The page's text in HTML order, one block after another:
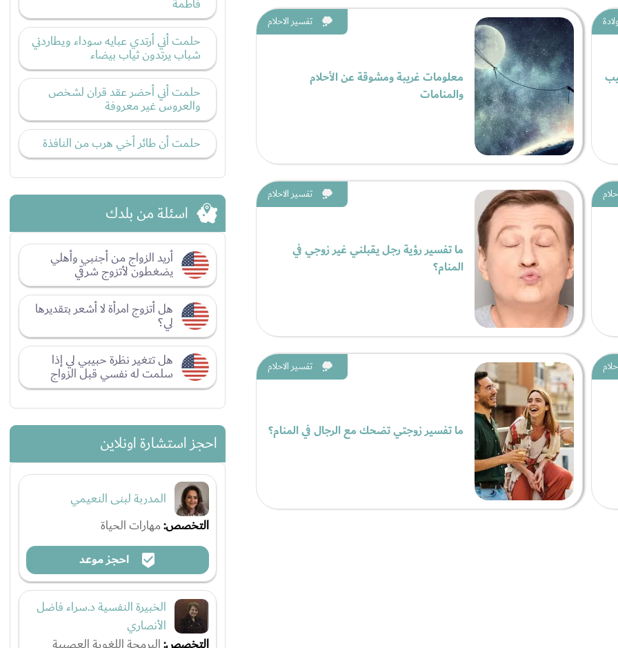
تفسير الاحلام
معلومات غريبة ومشوقة عن الأحلام
والمنامات
تفسير الاحلام
ما تفسير رؤية رجل يقبلني غير زوجي في
المنام؟
تفسير الاحلام
ما تفسير زوجتي تضحك مع الرجال في المنام؟
حلمت أني أرتدي عبايه سوداء ويطاردني
شباب يرتدون ثياب بيضاء
حلمت أني أحضر عقد قران لشخص
والعروس غير معروفة
حلمت أن طائر أخي هرب من النافذة
اسئلة من بلدك
أريد الزواج من أجنبي وأهلي
يضغطون لأتزوج شرقي
هل أتزوج امرأة لا أشعر بتقديرها
لي؟
هل تتغير نظرة حبيبي لي إذا
سلمت له نفسي قبل الزواج
احجز استشارة اونلاين
المدربة لبنى النعيمي
التخصص:مهارات الحياة
احجز موعد
الخبيرة النفسية د.سراء فاضل
الأنصاري
التخصص:البرمجة اللغوية العصبية